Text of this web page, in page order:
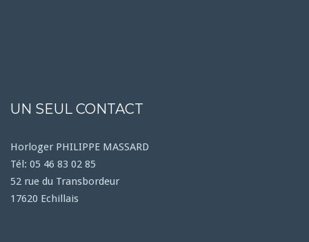
UN SEUL CONTACT
Horloger PHILIPPE MASSARD
Tél: 05 46 83 02 85
52 rue du Transbordeur
17620 Echillais